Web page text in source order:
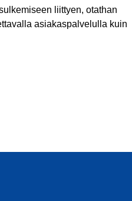
liittyen, otathan
asiakaspalvelulla kuin